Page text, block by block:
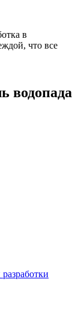
в
что все
водопада